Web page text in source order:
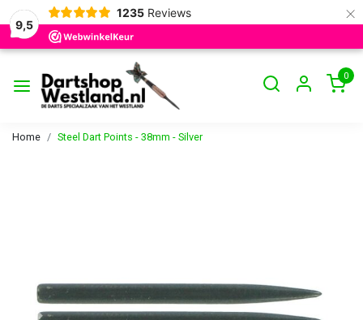
9,5
1235 Reviews ×
0
Home Steel Dart Points - 38mm - Silver